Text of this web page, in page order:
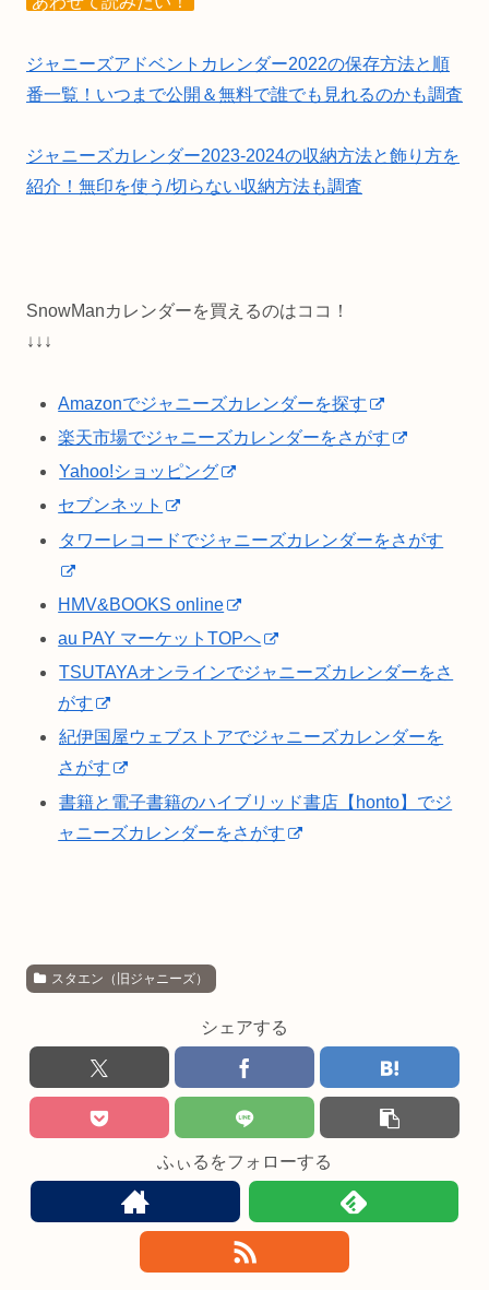
ジャニーズアドベントカレンダー2022の保存方法と順
番一覧！いつまで公開＆無料で誰でも見れるのかも調査
ジャニーズカレンダー2023-2024の収納方法と飾り方を
紹介！無印を使う/切らない収納方法も調査
SnowManカレンダーを買えるのはココ！
↓↓↓
Amazonでジャニーズカレンダーを探す
楽天市場でジャニーズカレンダーをさがす
Yahoo!ショッピング
セブンネット
タワーレコードでジャニーズカレンダーをさがす
HMV&BOOKS online
au PAY マーケットTOPへ
TSUTAYAオンラインでジャニーズカレンダーをさ
がす
紀伊国屋ウェブストアでジャニーズカレンダーを
さがす
書籍と電子書籍のハイブリッド書店【honto】でジ
ャニーズカレンダーをさがす
スタエン（旧ジャニーズ）
シェアする
ふぃるをフォローする